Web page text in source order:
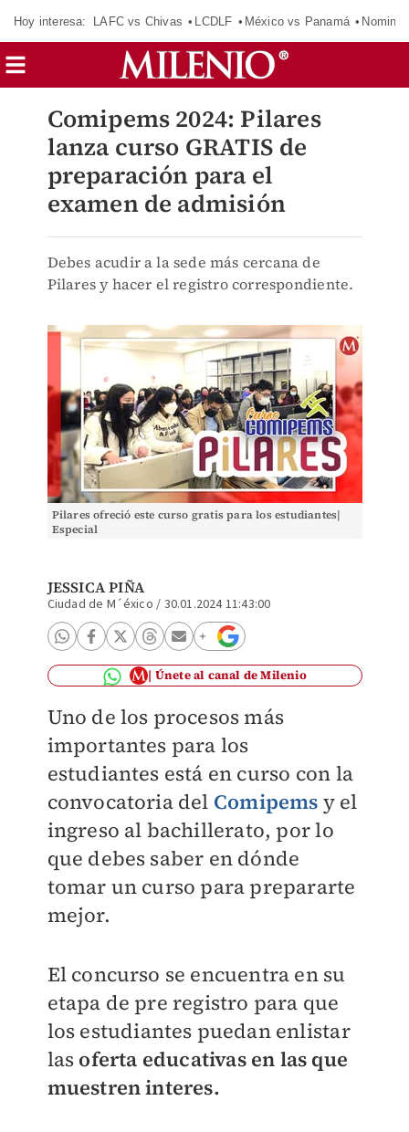
Hoy interesa: LAFC vs Chivas LCDLF México vs Panamá
Comipems 2024: Pilares
lanza curso GRATIS de
preparación para el
examen de admisión
Debes acudir a la sede más cercana de
Pilares y hacer el registro correspondiente.
Pilares ofreció este curso gratis para los estudiantes|
Especial
JESSICA PIÑA
Ciudad de M´éxico / 30.01.2024 11:43:00
Únete al canal de Milenio
Uno de los procesos más
importantes para los
estudiantes está en curso con la
convocatoria del Comipems y el
ingreso al bachillerato, por lo
que debes saber en dónde
tomar un curso para prepararte
mejor.
El concurso se encuentra en su
etapa de pre registro para que
los estudiantes puedan enlistar
las oferta educativas en las que
muestren interes.